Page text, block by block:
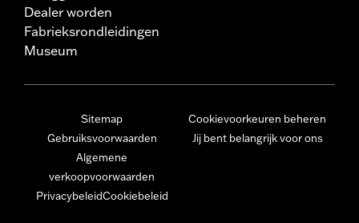
Dealer worden
Fabrieksrondleidingen
Museum
Sitemap
Gebruiksvoorwaarden
Algemene
verkoopvoorwaarden
PrivacybeleidCookiebeleid
Cookievoorkeuren beheren
Jij bent belangrijk voor ons